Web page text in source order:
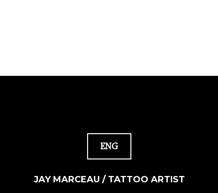
ENG
JAY MARCEAU / TATTOO ARTIST